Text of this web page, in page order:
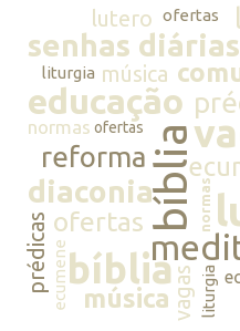
lutero ofertas
senhas diárias
liturgia música
educação
normas ofertasbíblia
reforma
diaconia
prédicas ofertas normas
ecumenebíblia
músicavagasliturgia